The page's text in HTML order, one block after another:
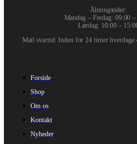
Åbningstider:
Mandag – Fredag: 09:00
Lørdag: 10:00 –
Mail svartid: Inden for 24 timer hverdage
Forside
Shop
Om os
Kontakt
Nyheder